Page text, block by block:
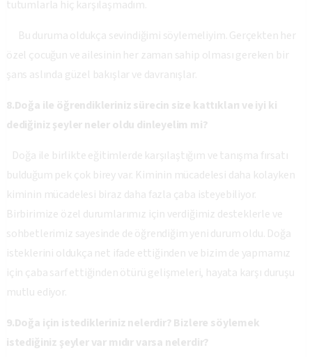
tutumlarla hiç karşılaşmadım.
Bu duruma oldukça sevindiğimi söylemeliyim. Gerçekten her
özel çocuğun ve ailesinin her zaman sahip olması gereken bir
şans aslında güzel bakışlar ve davranışlar.
8.Doğa ile öğrendikleriniz sürecin size kattıkları ve iyi ki
dediğiniz şeyler neler oldu dinleyelim mi?
Doğa ile birlikte eğitimlerde karşılaştığım ve tanışma fırsatı
bulduğum pek çok birey var. Kiminin mücadelesi daha kolayken
kiminin mücadelesi biraz daha fazla çaba isteyebiliyor.
Birbirimize özel durumlarımız için verdiğimiz desteklerle ve
sohbetlerimiz sayesinde de öğrendiğim yeni durum oldu. Doğa
isteklerini oldukça net ifade ettiğinden ve bizim de yapmamız
için çaba sarf ettiğinden ötürü gelişmeleri, hayata karşı duruşu
mutlu ediyor.
9.Doğa için istedikleriniz nelerdir? Bizlere söylemek
istediğiniz şeyler var mıdır varsa nelerdir?